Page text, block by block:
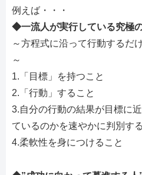
例えば・・・
◆一流人が実行している究極
～方程式に沿って行動するだ
～
1.「目標」を持つこと
2.「行動」すること
3.自分の行動の結果が目標に
ているのかを速やかに判別す
4.柔軟性を身につけること